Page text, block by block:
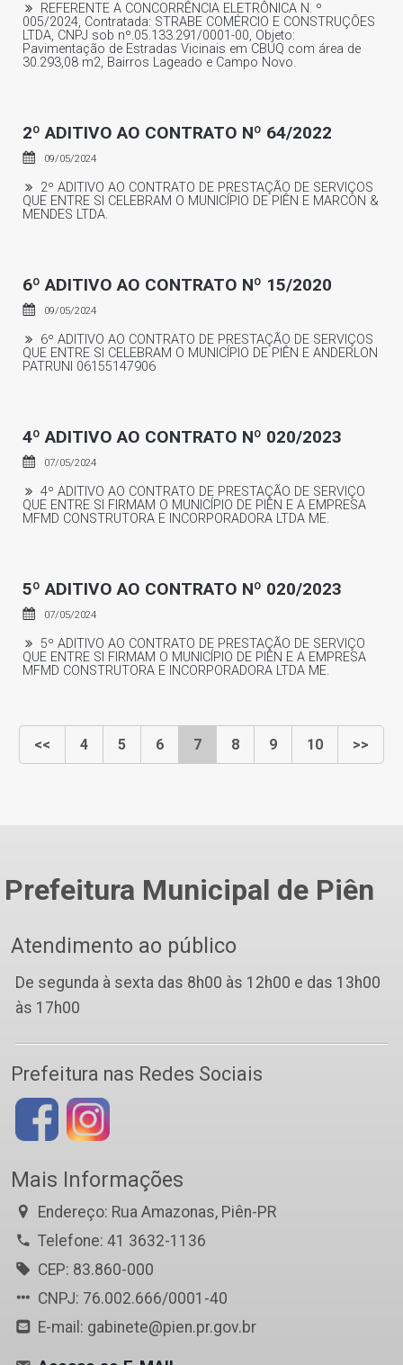
REFERENTE A CONCORRÊNCIA ELETRÔNICA N. º
005/2024, Contratada: STRABE COMÉRCIO E CONSTRUÇÕES
LTDA, CNPJ sob nº.05.133.291/0001-00, Objeto:
Pavimentação de Estradas Vicinais em CBUQ com área de
30.293,08 m2, Bairros Lageado e Campo Novo.
2º ADITIVO AO CONTRATO Nº 64/2022
09/05/2024
2º ADITIVO AO CONTRATO DE PRESTAÇÃO DE SERVIÇOS
QUE ENTRE SI CELEBRAM O MUNICÍPIO DE PIÊN E MARCON &
MENDES LTDA.
6º ADITIVO AO CONTRATO Nº 15/2020
09/05/2024
6º ADITIVO AO CONTRATO DE PRESTAÇÃO DE SERVIÇOS
QUE ENTRE SI CELEBRAM O MUNICÍPIO DE PIÊN E ANDERLON
PATRUNI 06155147906
4º ADITIVO AO CONTRATO Nº 020/2023
07/05/2024
4º ADITIVO AO CONTRATO DE PRESTAÇÃO DE SERVIÇO
QUE ENTRE SI FIRMAM O MUNICÍPIO DE PIÊN E A EMPRESA
MFMD CONSTRUTORA E INCORPORADORA LTDA ME.
5º ADITIVO AO CONTRATO Nº 020/2023
07/05/2024
5º ADITIVO AO CONTRATO DE PRESTAÇÃO DE SERVIÇO
QUE ENTRE SI FIRMAM O MUNICÍPIO DE PIÊN E A EMPRESA
MFMD CONSTRUTORA E INCORPORADORA LTDA ME.
<< 4 5 6 7 8 9 10 >>
Prefeitura Municipal de Piên
Atendimento ao público
De segunda à sexta das 8h00 às 12h00 e das 13h00
às 17h00
Prefeitura nas Redes Sociais
Mais Informações
Endereço: Rua Amazonas, Piên-PR
Telefone: 41 3632-1136
CEP: 83.860-000
CNPJ: 76.002.666/0001-40
E-mail: gabinete@pien.pr.gov.br